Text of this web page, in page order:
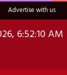
Advertise with us
6:52:11 AM